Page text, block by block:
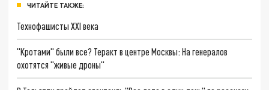
ЧИТАЙТЕ ТАКЖЕ:
Технофашисты XXI века
"Кротами" были все? Теракт в центре Москвы: На генералов
охотятся "живые дроны"